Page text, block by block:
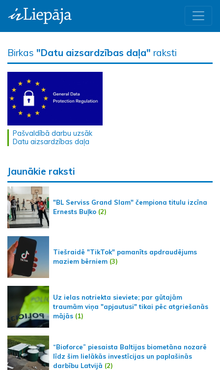
Birkas "Datu aizsardzības daļa" raksti
Pašvaldībā darbu uzsāk
Datu aizsardzības daļa
Jaunākie raksti
"BL Serviss Grand Slam" čempiona titulu izcīna
Ernests Buļko (2)
Tiešraidē "TikTok" pamanīts apdraudējums
maziem bērniem (3)
Uz ielas notriekta sieviete; par gūtajām
traumām viņa "apjautusi" tikai pēc atgriešanās
mājās (1)
“Bioforce” piesaista Baltijas biometāna nozarē
līdz šim lielākās investīcijas un paplašinās
darbību Latvijā (2)